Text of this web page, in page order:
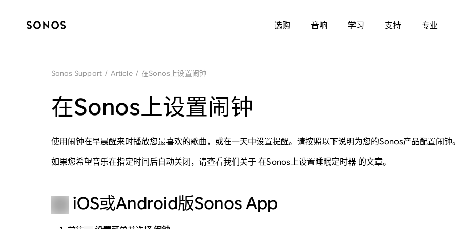
选购 音响 学习 支持 专业
Sonos Support / Article / 在Sonos上设置闹钟
在Sonos上设置闹钟
使用闹钟在早晨醒来时播放您最喜欢的歌曲，或在一天中设置提醒。请按照以下说明为您的Sonos产品配置闹钟
如果您希望音乐在指定时间后自动关闭，请查看我们关于在Sonos上设置睡眠定时器的文章。
iOS或Android版Sonos App